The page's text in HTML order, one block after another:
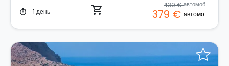
timer 1 день shopping_cart 430 € автомобиль
379 € автомобиль